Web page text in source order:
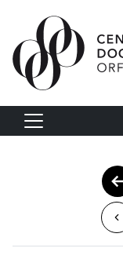
Vés al contingut
Navegació